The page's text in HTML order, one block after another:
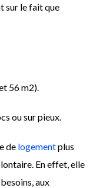
sur le fait que
56 m2).
ou sur pieux.
de logementplus
En effet, elle
aux